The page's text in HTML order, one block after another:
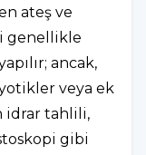
ateş ve
genellikle
ancak,
veya ek
idrar tahlili,
gibi